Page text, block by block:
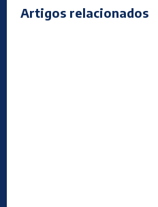
Artigos relacionados